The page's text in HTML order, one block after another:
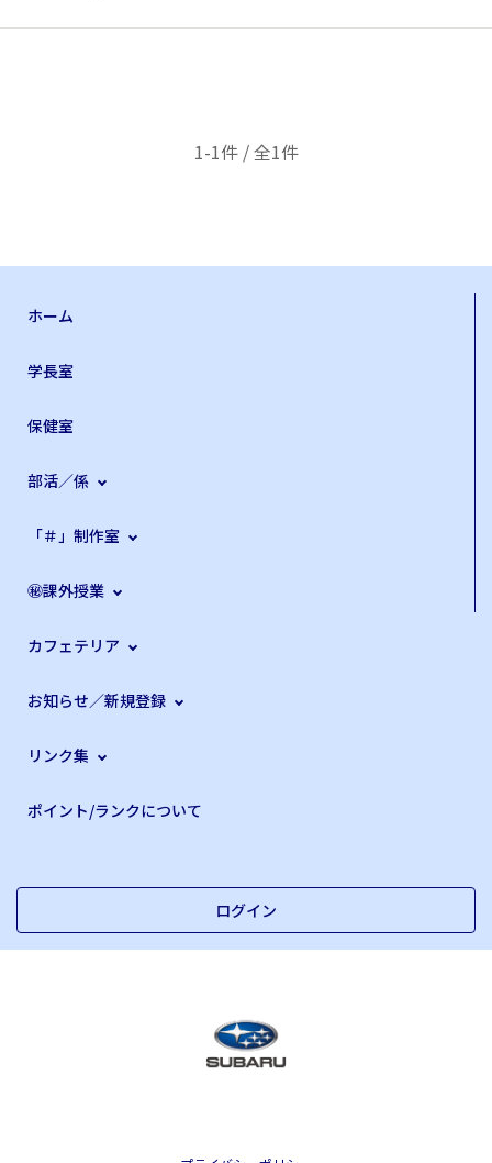
1-1件 / 全1件
ホーム
学長室
保健室
部活／係
「＃」制作室
㊙課外授業
カフェテリア
お知らせ／新規登録
リンク集
ポイント/ランクについて
ログイン